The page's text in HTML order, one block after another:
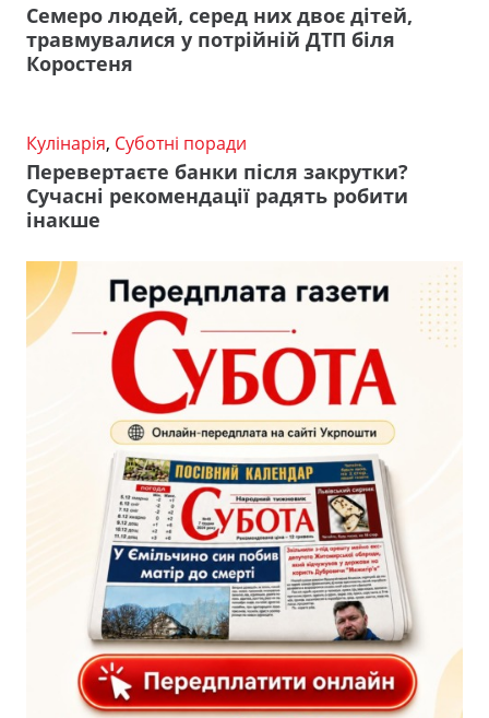
Семеро людей, серед них двоє дітей,
травмувалися у потрійній ДТП біля
Коростеня
Кулінарія, Суботні поради
Перевертаєте банки після закрутки?
Сучасні рекомендації радять робити
інакше